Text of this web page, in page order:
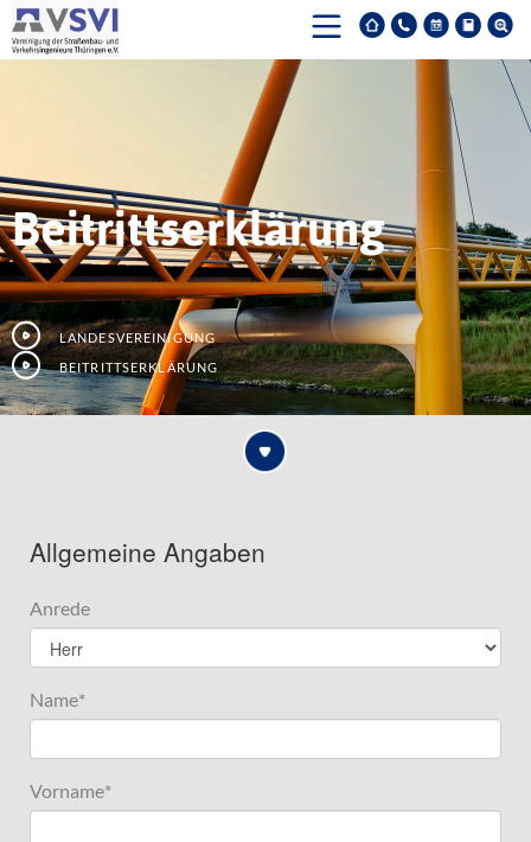
Beitrittserklärung
Landesvereinigung
Beitrittserklärung
Allgemeine Angaben
Anrede
Name*
Vorname*